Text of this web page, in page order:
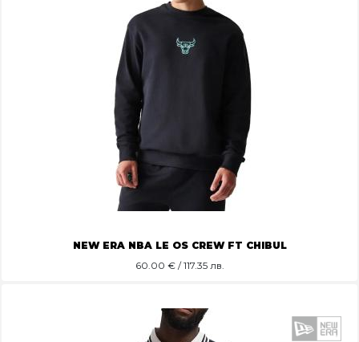
NEW ERA NBA LE OS CREW FT CHIBUL
60.00 € / 117.35 лв.